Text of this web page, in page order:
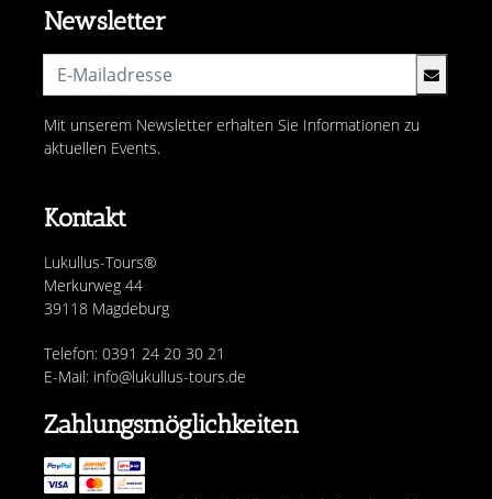
Kontakt
Lukullus-Tours®
Merkurweg 44
39118 Magdeburg
Telefon: 0391 24 20 30 21
E-Mail: info@lukullus-tours.de
Newsletter
Mit unserem Newsletter erhalten Sie Informationen zu
aktuellen Events.
Zahlungsmöglichkeiten